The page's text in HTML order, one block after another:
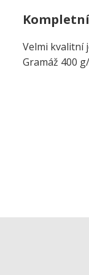
Velmi kvalitní
Gramáž 400